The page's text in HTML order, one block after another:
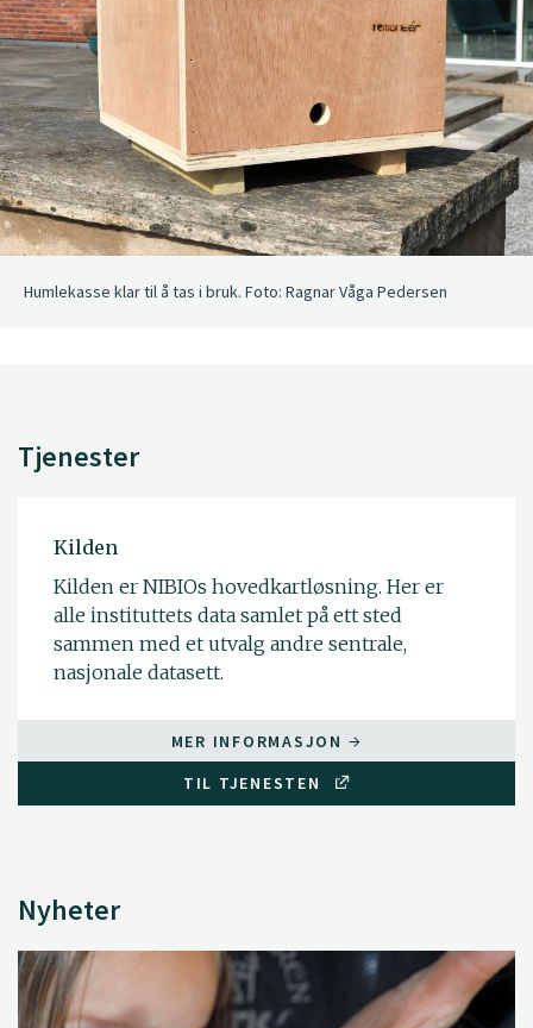
Humlekasse klar til å tas i bruk. Foto: Ragnar Våga Pedersen
Tjenester
Kilden
Kilden er NIBIOs hovedkartløsning. Her er
alle instituttets data samlet på ett sted
sammen med et utvalg andre sentrale,
nasjonale datasett.
MER INFORMASJON
TIL TJENESTEN
Nyheter